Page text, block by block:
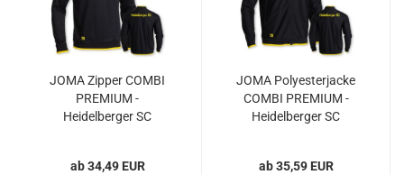
JOMA Zipper COMBI
PREMIUM -
Heidelberger SC
ab 34,49 EUR
JOMA Polyesterjacke
COMBI PREMIUM -
Heidelberger SC
ab 35,59 EUR